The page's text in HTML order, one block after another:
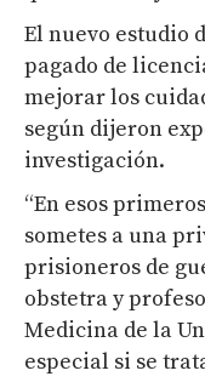
El nuevo estudio
pagado de
mejorar los
según dijeron
investigación.
“En esos
sometes a una
prisioneros de
obstetra y
Medicina de la
especial si se